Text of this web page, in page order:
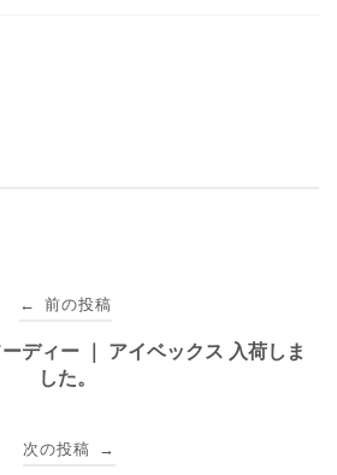
← 前の投稿
ディー ｜ アイベックス 入荷しま
した。
次の投稿 →